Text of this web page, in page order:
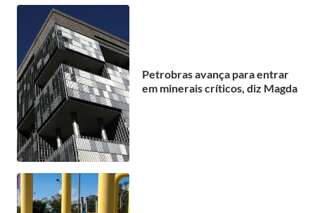
Petrobras avança para entrar
em minerais críticos, diz Magda